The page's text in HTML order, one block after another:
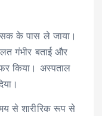
के पास ले जाया।
गंभीर बताई और
किया। अस्पताल
से शारीरिक रूप से